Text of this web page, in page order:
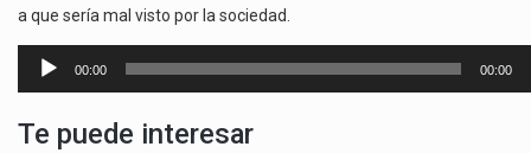
a que sería mal visto por la sociedad.
Reproductor
00:00 00:00
Te puede interesar